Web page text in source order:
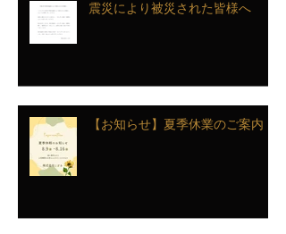
震災により被災された皆様へ
【お知らせ】夏季休業のご案内